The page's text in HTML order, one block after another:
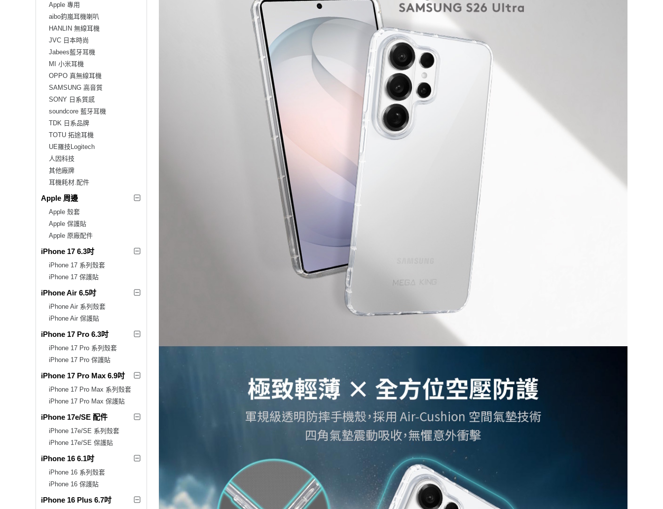
Apple 專用
aibo鈞嵐耳機喇叭
HANLIN 無線耳機
JVC 日本時尚
Jabees藍牙耳機
MI 小米耳機
OPPO 真無線耳機
SAMSUNG 高音質
SONY 日系質感
soundcore 藍牙耳機
TDK 日系品牌
TOTU 拓途耳機
UE羅技Logitech
人因科技
其他廠牌
耳機耗材.配件
Apple 周邊
Apple 殼套
Apple 保護貼
Apple 原廠配件
iPhone 17 6.3吋
iPhone 17 系列殼套
iPhone 17 保護貼
iPhone Air 6.5吋
iPhone Air 系列殼套
iPhone Air 保護貼
iPhone 17 Pro 6.3吋
iPhone 17 Pro 系列殼套
iPhone 17 Pro 保護貼
iPhone 17 Pro Max 6.9吋
iPhone 17 Pro Max 系列殼套
iPhone 17 Pro Max 保護貼
iPhone 17e/SE 配件
iPhone 17e/SE 系列殼套
iPhone 17e/SE 保護貼
iPhone 16 6.1吋
iPhone 16 系列殼套
iPhone 16 保護貼
iPhone 16 Plus 6.7吋